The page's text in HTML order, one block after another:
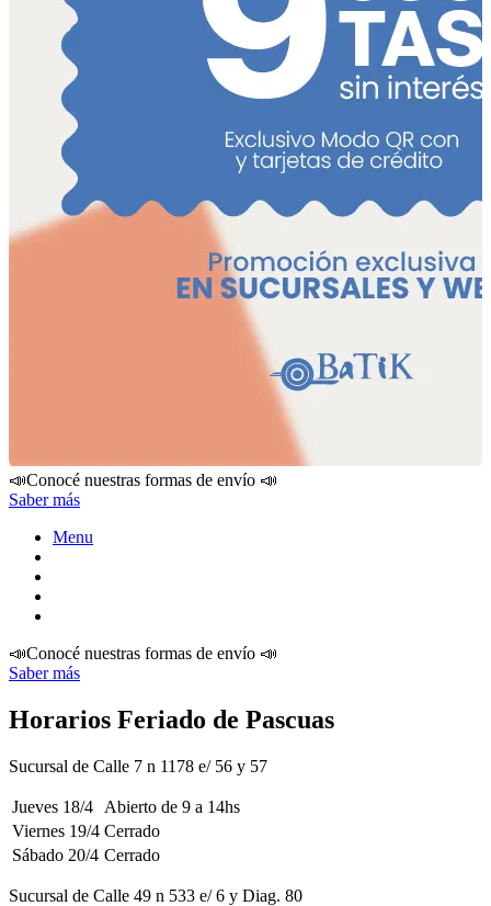
📣Conocé nuestras formas de envío 📣
Saber más
Menu
📣Conocé nuestras formas de envío 📣
Saber más
Horarios Feriado de Pascuas
Sucursal de Calle 7 n 1178 e/ 56 y 57
Jueves 18/4 Abierto de 9 a 14hs
Viernes 19/4 Cerrado
Sábado 20/4 Cerrado
Sucursal de Calle 49 n 533 e/ 6 y Diag. 80